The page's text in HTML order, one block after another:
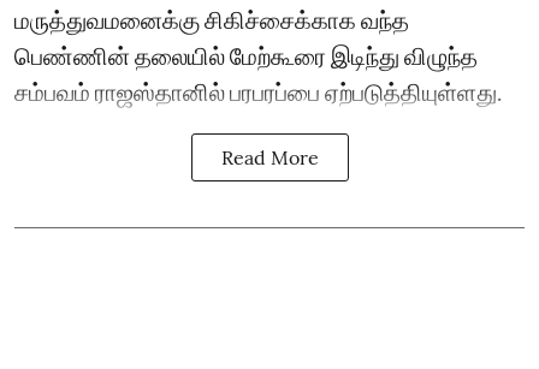
மருத்துவமனைக்கு சிகிச்சைக்காக வந்த
பெண்ணின் தலையில் மேற்கூரை இடிந்து விழுந்த
சம்பவம் ராஜஸ்தானில் பரபரப்பை ஏற்படுத்தியுள்ளது.
Read More